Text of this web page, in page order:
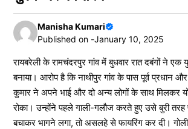
Manisha Kumari
Published on -January 10, 2025
रायबरेली के रामचंदरपुर गांव में बुधवार रात दबंगों ने एक
बनाया। आरोप है कि नाथीपुर गांव के पास पूर्व प्रधान
कुमार ने अपने भाई और दो अन्य लोगों के साथ मिलकर
रोका। उन्होंने पहले गाली-गलौज करते हुए उसे बुरी
बचाकर भागने लगा, तो असलहे से फायरिंग कर दी।